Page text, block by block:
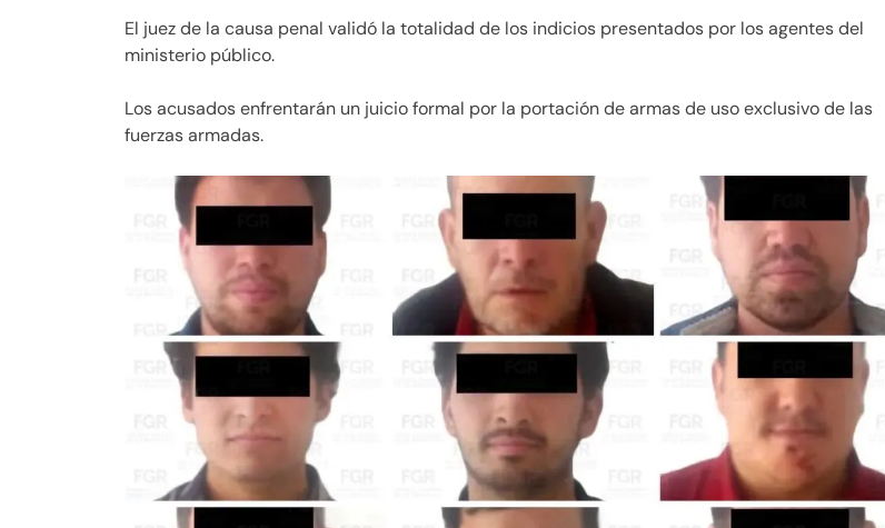
El juez de la causa penal validó la totalidad de los indicios presentados por los agentes del
ministerio público.
Los acusados enfrentarán un juicio formal por la portación de armas de uso exclusivo de las
fuerzas armadas.